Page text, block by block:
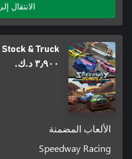
الانتقال
& Truck
٣٫٩٠٠ د.ك.‏
الألعاب المضمنة
Speedway Racing